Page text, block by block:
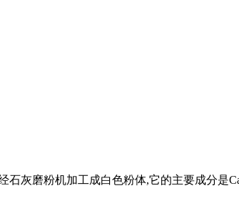
灰磨粉机加工成白色粉体,它的主要成分是